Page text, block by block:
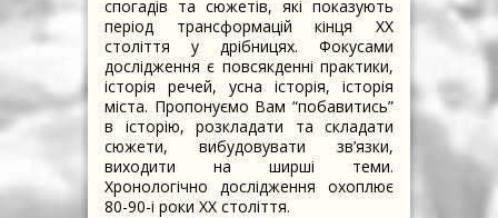
спогадів та сюжетів, які показують
період трансформацій кінця ХХ
століття у дрібницях. Фокусами
дослідження є повсякденні практики,
історія речей, усна історія, історія
міста. Пропонуємо Вам “побавитись”
в історію, розкладати та складати
сюжети, вибудовувати зв’язки,
виходити на ширші теми.
Хронологічно дослідження охоплює
80-90-і роки ХХ століття.